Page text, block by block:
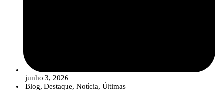
junho 3, 2026
Blog, Destaque, Notícia, Últimas